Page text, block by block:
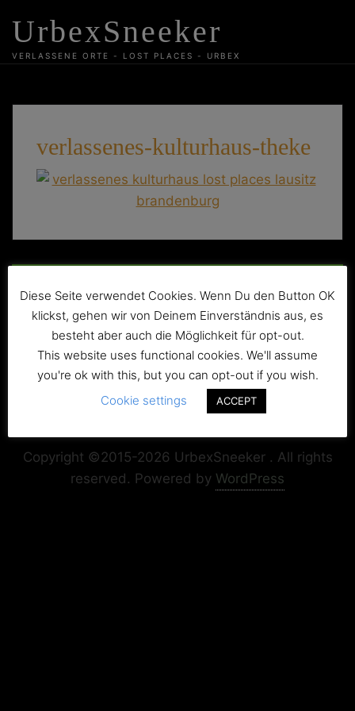
content
UrbexSneeker
VERLASSENE ORTE - LOST PLACES - URBEX
verlassenes-kulturhaus-theke
Copyright ©2015-2026 UrbexSneeker . All rights
reserved. Powered by WordPress
Diese Seite verwendet Cookies. Wenn Du den Button OK
klickst, gehen wir von Deinem Einverständnis aus, es
besteht aber auch die Möglichkeit für opt-out.
This website uses functional cookies. We'll assume
you're ok with this, but you can opt-out if you wish.
Cookie settings
ACCEPT